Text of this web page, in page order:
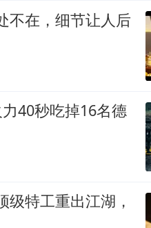
不在，细节让人后
40秒吃掉16名德
特工重出江湖，